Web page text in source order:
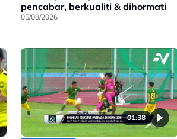
pencabar, berkualiti & dihormati
05/08/2026
01:38